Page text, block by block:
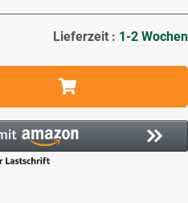
Lieferzeit : 1-2 Wochen